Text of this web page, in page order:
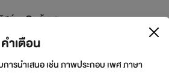
สต์ ค้นหา
คำเตือน
ารนำเสนอ เช่น ภาพประกอบ เพศ ภาษา